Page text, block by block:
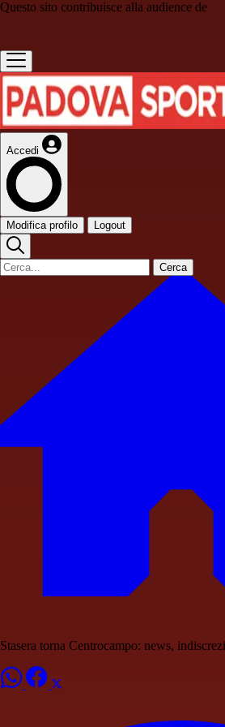
Questo sito contribuisce alla audience de
Accedi
Modifica profilo Logout
Cerca
Stasera torna Centrocampo: news,